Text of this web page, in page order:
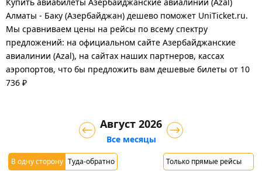
Алматы - Баку (Азербайджан) дешево поможет UniTicket.ru.
Мы сравниваем цены на рейсы по всему спектру
предложений: на официальном сайте Азербайджанские
авиалинии (Azal), на сайтах наших партнеров, кассах
аэропортов, что бы предложить вам дешевые билеты от 10
736 ₽
В одну сторону Туда-обратно Только прямые рейсы
Август 2026
Все месяцы